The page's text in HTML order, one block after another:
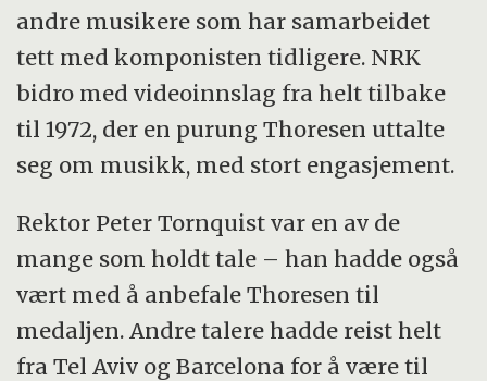
andre musikere som har samarbeidet
tett med komponisten tidligere. NRK
bidro med videoinnslag fra helt tilbake
til 1972, der en purung Thoresen uttalte
seg om musikk, med stort engasjement.
Rektor Peter Tornquist var en av de
mange som holdt tale – han hadde også
vært med å anbefale Thoresen til
medaljen. Andre talere hadde reist helt
fra Tel Aviv og Barcelona for å være til